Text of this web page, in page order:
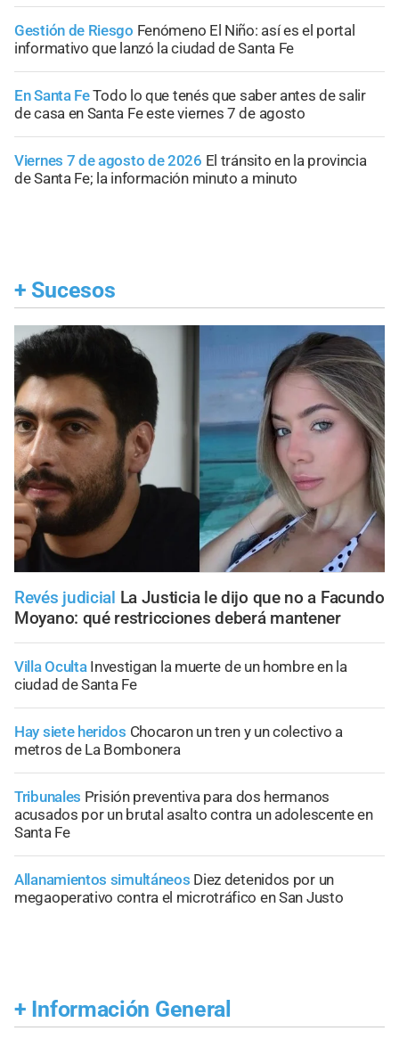
Gestión de Riesgo Fenómeno El Niño: así es el portal
informativo que lanzó la ciudad de Santa Fe
En Santa FeTodo lo que tenés que saber antes de salir
de casa en Santa Fe este viernes 7 de agosto
Viernes 7 de agosto de 2026 El tránsito en la provincia
de Santa Fe; la información minuto a minuto
+ Sucesos
Revés judicial La Justicia le dijo que no a Facundo
Moyano: qué restricciones deberá mantener
Villa Oculta Investigan la muerte de un hombre en la
ciudad de Santa Fe
Hay siete heridos Chocaron un tren y un colectivo a
metros de La Bombonera
Tribunales Prisión preventiva para dos hermanos
acusados por un brutal asalto contra un adolescente en
Santa Fe
Allanamientos simultáneos Diez detenidos por un
megaoperativo contra el microtráfico en San Justo
+ Información General